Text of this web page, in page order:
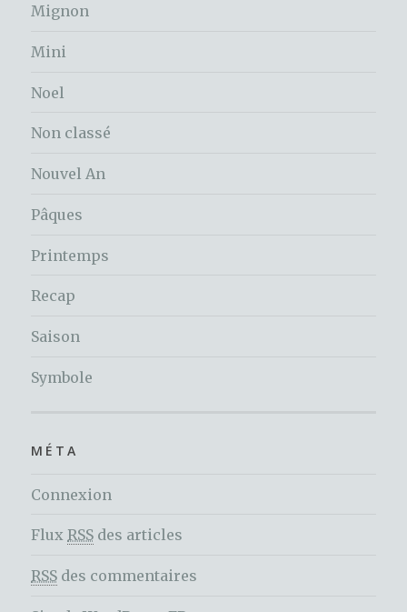
Mignon
Mini
Noel
Non classé
Nouvel An
Pâques
Printemps
Recap
Saison
Symbole
MÉTA
Connexion
Flux RSS des articles
RSS des commentaires